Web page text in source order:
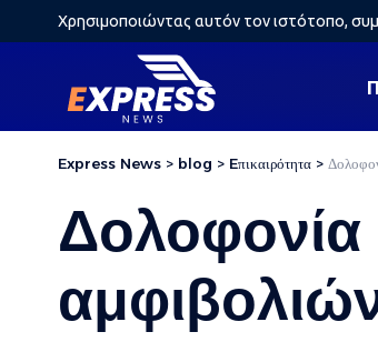
Χρησιμοποιώντας αυτόν τον ιστότοπο,
Express News > blog > Eπικαιρότητα >